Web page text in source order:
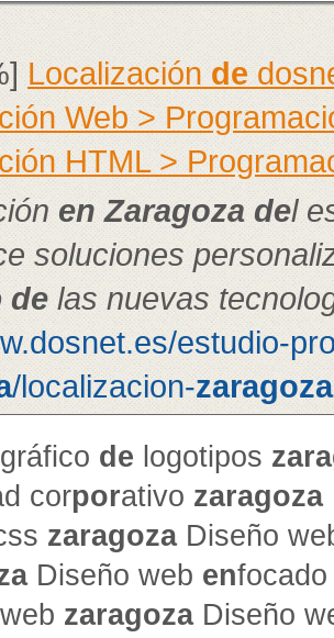
Localizaciónde
Web >
HTML >
en Zaragoza del
soluciones
de las nuevas
estudio-
/localizacion-zaragoza
de logotipos
corporativo zaragoza
zaragozaDiseño
Diseño web en
zaragozaDiseño